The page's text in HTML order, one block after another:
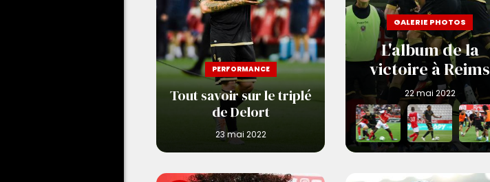
PERFORMANCE
Tout savoir sur le triplé
de Delort
GALERIE PHOTOS
L'album de la
victoire à Reims